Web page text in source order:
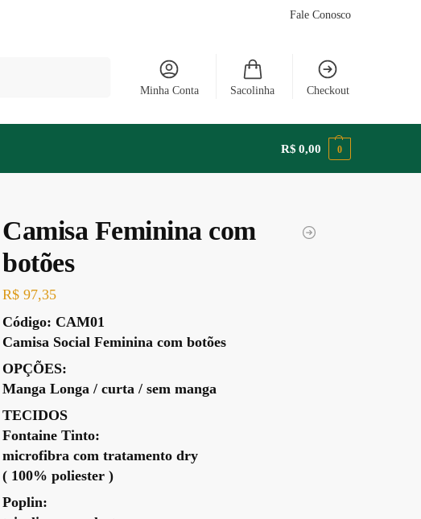
Fale Conosco
Minha Conta Sacolinha Checkout
R$ 0,00 0
Camisa Feminina com
botões
R$ 97,35
Código: CAM01
Camisa Social Feminina com botões
OPÇÕES:
Manga Longa / curta / sem manga
TECIDOS
Fontaine Tinto:
microfibra com tratamento dry
( 100% poliester )
Poplin: